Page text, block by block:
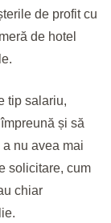
de profit cu
de hotel
tip salariu,
și să
a nu avea mai
solicitare, cum
chiar